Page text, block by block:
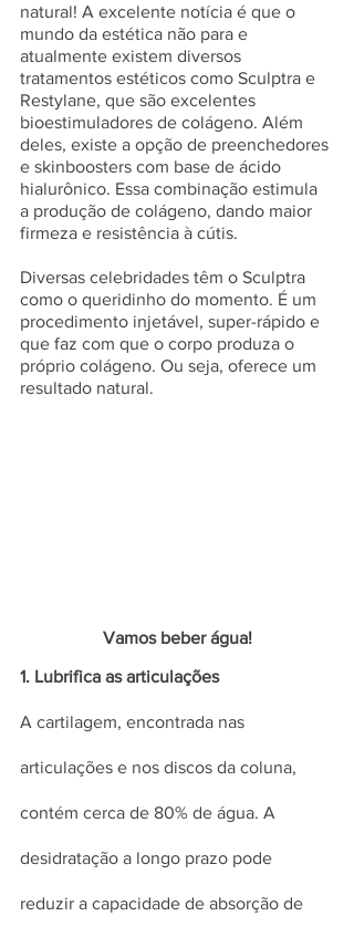
natural! A excelente notícia é que o
mundo da estética não para e
atualmente existem diversos
tratamentos estéticos como Sculptra e
Restylane, que são excelentes
bioestimuladores de colágeno. Além
deles, existe a opção de preenchedores
e skinboosters com base de ácido
hialurônico. Essa combinação estimula
a produção de colágeno, dando maior
firmeza e resistência à cútis.
Diversas celebridades têm o Sculptra
como o queridinho do momento. É um
procedimento injetável, super-rápido e
que faz com que o corpo produza o
próprio colágeno. Ou seja, oferece um
resultado natural.
Vamos beber água!
1. Lubrifica as articulações
A cartilagem, encontrada nas
articulações e nos discos da coluna,
contém cerca de 80% de água. A
desidratação a longo prazo pode
reduzir a capacidade de absorção de